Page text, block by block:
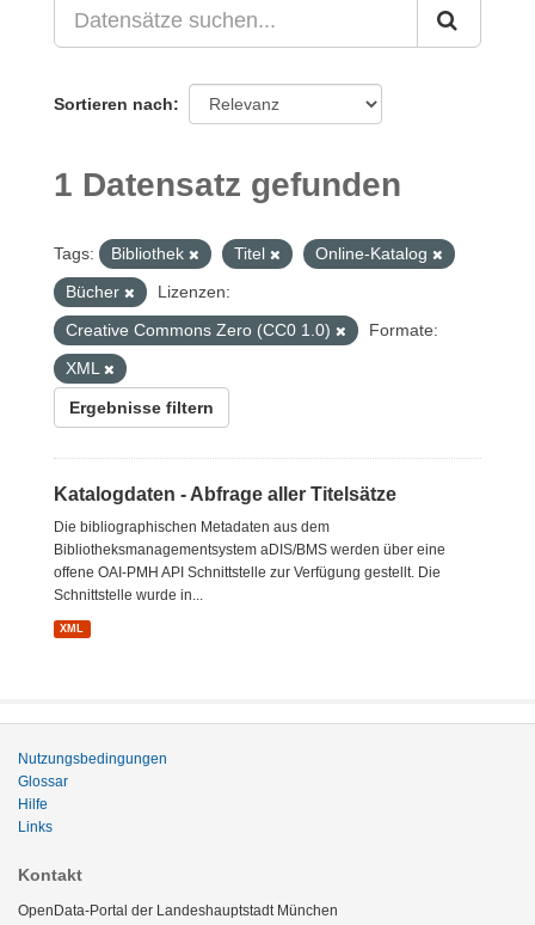
Sortieren nach
1 Datensatz gefunden
Tags: Bibliothek Titel
Online-Katalog
Bücher
Lizenzen:
Creative Commons Zero (CC0 1.0)
Formate:
XML
Ergebnisse filtern
Katalogdaten - Abfrage aller Titelsätze
Die bibliographischen Metadaten aus dem
Bibliotheksmanagementsystem aDIS/BMS werden über eine
offene OAI-PMH API Schnittstelle zur Verfügung gestellt. Die
Schnittstelle wurde in...
XML
Nutzungsbedingungen
Glossar
Hilfe
Links
Kontakt
OpenData-Portal der Landeshauptstadt München